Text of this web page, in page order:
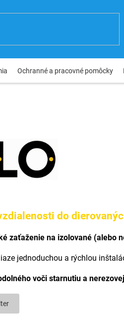
Ochranné a pracovné pomôcky
do
zaťaženie na izolované (alebo
jednoduchou a rýchlou
voči starnutiu a